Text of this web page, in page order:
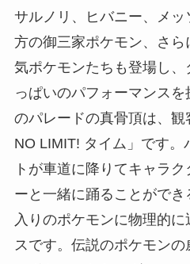
サルノリ、ヒバニー、メ
方の御三家ポケモン、さら
気ポケモンたちも登場し
っぱいのパフォーマンスを
のパレードの真骨頂は、
NO LIMIT! タイム」です。
トが車道に降りてキャラ
ーと一緒に踊ることがで
入りのポケモンに物理的
スです。伝説のポケモン